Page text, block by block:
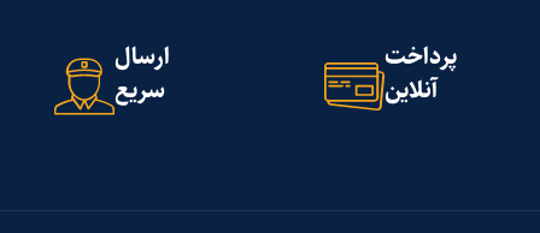
پرداخت
آنلاین
ارسال
سریع